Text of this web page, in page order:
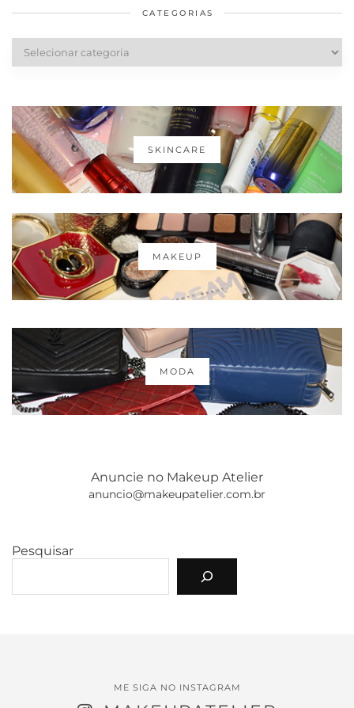
CATEGORIAS
SKINCARE
MAKEUP
MODA
Anuncie no Makeup Atelier
anuncio@makeupatelier.com.br
Pesquisar
ME SIGA NO INSTAGRAM